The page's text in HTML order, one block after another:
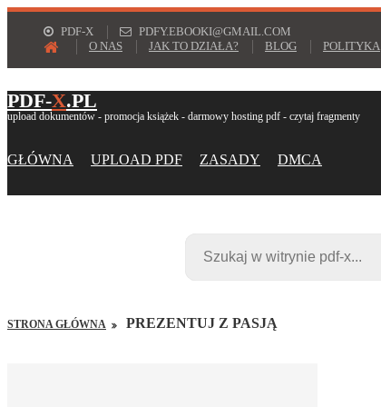
PDF-X
PDFY.EBOOKI@GMAIL.COM
O NAS
JAK TO DZIAŁA? BLOG POLITYKA
PDF-X.PL
upload dokumentów - promocja książek - darmowy hosting pdf - czytaj fragmenty
GŁÓWNA UPLOAD PDF ZASADY DMCA
STRONA GŁÓWNA PREZENTUJ Z PASJĄ